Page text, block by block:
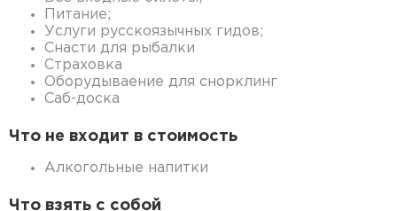
Питание;
Услуги русскоязычных гидов;
Снасти для рыбалки
Страховка
Оборудываение для снорклинг
Саб-доска
Что не входит в стоимость
Алкогольные напитки
Что взять с собой